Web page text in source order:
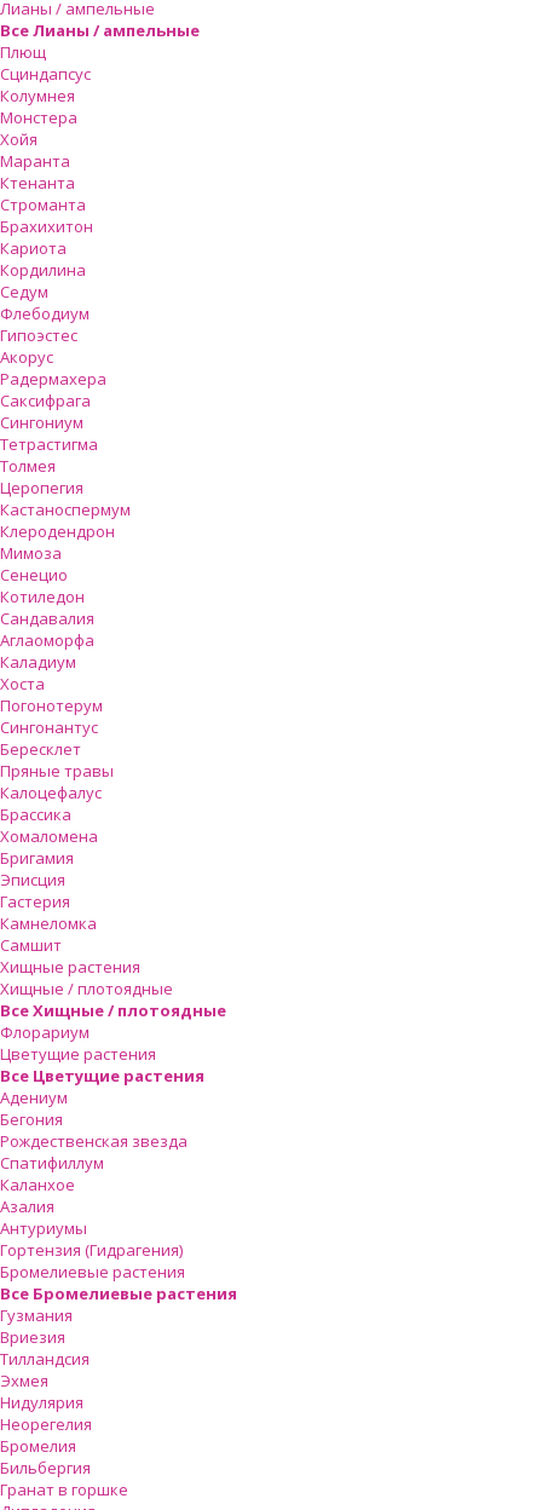
Лианы / ампельные
Все Лианы / ампельные
Плющ
Сциндапсус
Колумнея
Монстера
Хойя
Маранта
Ктенанта
Строманта
Брахихитон
Кариота
Кордилина
Седум
Флебодиум
Гипоэстес
Акорус
Радермахера
Саксифрага
Сингониум
Тетрастигма
Толмея
Церопегия
Кастаноспермум
Клеродендрон
Мимоза
Сенецио
Котиледон
Сандавалия
Аглаоморфа
Каладиум
Хоста
Погонотерум
Сингонантус
Бересклет
Пряные травы
Калоцефалус
Брассика
Хомаломена
Бригамия
Эписция
Гастерия
Камнеломка
Самшит
Хищные растения
Хищные / плотоядные
Все Хищные / плотоядные
Флорариум
Цветущие растения
Все Цветущие растения
Адениум
Бегония
Рождественская звезда
Спатифиллум
Каланхое
Азалия
Антуриумы
Гортензия (Гидрагения)
Бромелиевые растения
Все Бромелиевые растения
Гузмания
Вриезия
Тилландсия
Эхмея
Нидулярия
Неорегелия
Бромелия
Бильбергия
Гранат в горшке